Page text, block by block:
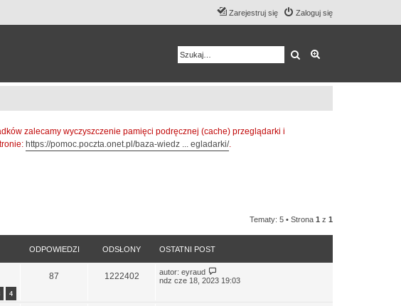
Zaloguj się
Zarejestruj się
Szukaj
zalecamy wyczyszczenie pamięci podręcznej (cache) przeglądarki i
https://pomoc.poczta.onet.pl/baza-wiedz ... egladarki/.
Tematy: 5 • Strona 1 z 1
ODPOWIEDZI ODSŁONY OSTATNI POST
4
87 1222402 autor: eyraud
ndz cze 18, 2023 19:03